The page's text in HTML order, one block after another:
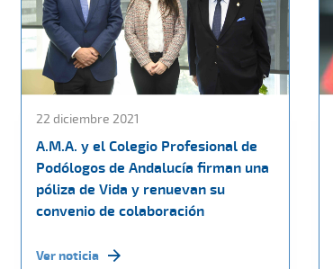
22 diciembre 2021
A.M.A. y el Colegio Profesional de
Podólogos de Andalucía firman una
póliza de Vida y renuevan su
convenio de colaboración
Ver noticia